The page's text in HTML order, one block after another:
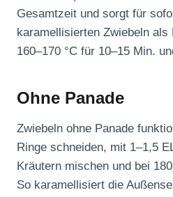
Gesamtzeit und sorgt für
karamellisierten Zwiebeln als
160–170 °C für 10–15 Min.
Ohne Panade
Zwiebeln ohne Panade
Ringe schneiden, mit 1–1,5
Kräutern mischen und bei
So karamellisiert die